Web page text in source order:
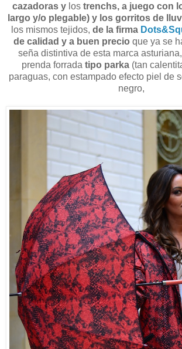
cazadoras ylos trenchs, a juego con
largo y/o plegable) y los gorritos de
los mismos tejidos, de la firma
de calidad y a buen precio que ya se
seña distintiva de esta marca
prenda forrada tipo parka (tan
paraguas, con estampado efecto piel de
negro,